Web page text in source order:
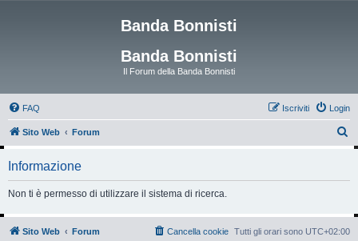
Banda Bonnisti
Banda Bonnisti
Il Forum della Banda Bonnisti
FAQ Login
Iscriviti
Sito Web Forum
Informazione
Non ti è permesso di utilizzare il sistema di ricerca.
Sito Web Forum Tutti gli orari sono UTC+02:00
Cancella cookie